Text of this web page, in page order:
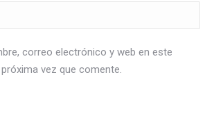
correo electrónico y web en este
vez que comente.